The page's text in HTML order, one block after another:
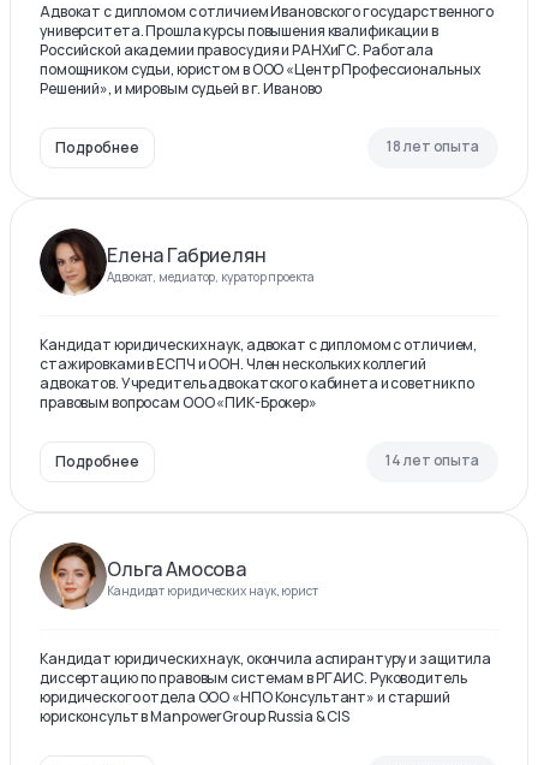
Адвокат с дипломом с отличием Ивановского государственного
университета. Прошла курсы повышения квалификации в
Российской академии правосудия и РАНХиГС. Работала
помощником судьи, юристом в ООО «Центр Профессиональных
Решений», и мировым судьей в г. Иваново
Подробнее 18 лет опыта
Елена Габриелян
Адвокат, медиатор, куратор проекта
Кандидат юридических наук, адвокат с дипломом с отличием,
стажировками в ЕСПЧ и ООН. Член нескольких коллегий
адвокатов. Учредитель адвокатского кабинета и советник по
правовым вопросам ООО «ПИК-Брокер»
Подробнее 14 лет опыта
Ольга Амосова
Кандидат юридических наук, юрист
Кандидат юридических наук, окончила аспирантуру и защитила
диссертацию по правовым системам в РГАИС. Руководитель
юридического отдела ООО «НПО Консультант» и старший
юрисконсульт в ManpowerGroup Russia & CIS